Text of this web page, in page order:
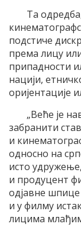
Та
подстиче
према лицу
припадности
нацији,
оријентације
„Beћe је
забранити
и
односно на
исто
и продуцент
одјавне шпице
и у филму
лицима